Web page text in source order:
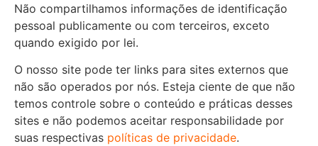
Não compartilhamos informações de identificação
pessoal publicamente ou com terceiros, exceto
quando exigido por lei.
O nosso site pode ter links para sites externos que
não são operados por nós. Esteja ciente de que não
temos controle sobre o conteúdo e práticas desses
sites e não podemos aceitar responsabilidade por
suas respectivas políticas de privacidade.